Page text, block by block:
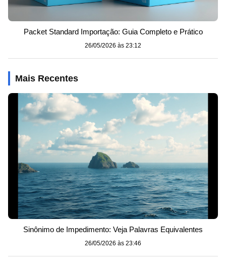
Packet Standard Importação: Guia Completo e Prático
26/05/2026 às 23:12
Mais Recentes
Sinônimo de Impedimento: Veja Palavras Equivalentes
26/05/2026 às 23:46